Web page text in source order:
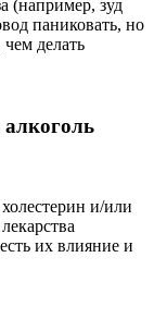
(например, зуд
паниковать, но
делать
и/или
их влияние и